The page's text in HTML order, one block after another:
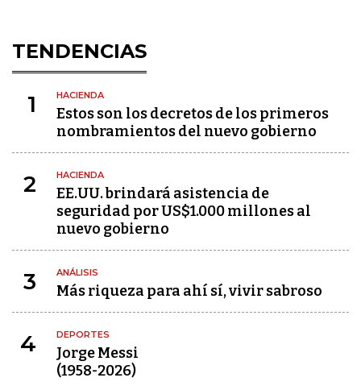
TENDENCIAS
1 HACIENDA
Estos son los decretos de los primeros
nombramientos del nuevo gobierno
2 HACIENDA
EE.UU. brindará asistencia de
seguridad por US$1.000 millones al
nuevo gobierno
3 ANÁLISIS
Más riqueza para ahí sí, vivir sabroso
4 DEPORTES
Jorge Messi
(1958-2026)